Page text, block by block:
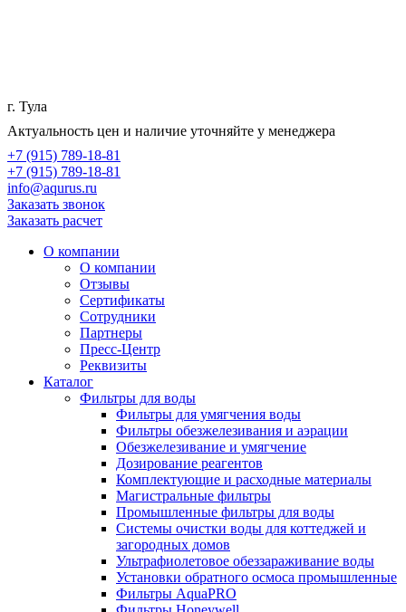
г. Тула
Актуальность цен и наличие уточняйте у менеджера
+7 (915) 789-18-81
+7 (915) 789-18-81
info@aqurus.ru
Заказать звонок
Заказать расчет
О компании
О компании
Отзывы
Сертификаты
Сотрудники
Партнеры
Пресс-Центр
Реквизиты
Каталог
Фильтры для воды
Фильтры для умягчения воды
Фильтры обезжелезивания и аэрации
Обезжелезивание и умягчение
Дозирование реагентов
Комплектующие и расходные материалы
Магистральные фильтры
Промышленные фильтры для воды
Системы очистки воды для коттеджей и
загородных домов
Ультрафиолетовое обеззараживание воды
Установки обратного осмоса промышленные
Фильтры AquaPRO